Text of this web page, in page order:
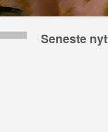
Seneste nyt